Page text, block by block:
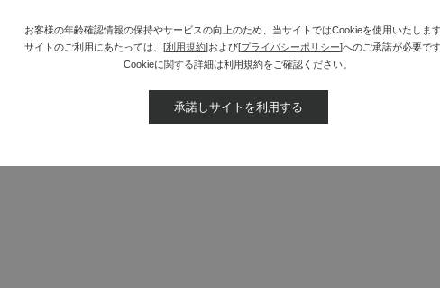
お客様の年齢確認情報の保持やサービスの向上のため、当サイトではCookieを使用いたします
サイトのご利用にあたっては、[利用規約]および[プライバシーポリシー]へのご承諾が必要です
Cookieに関する詳細は利用規約をご確認ください。
承諾しサイトを利用する